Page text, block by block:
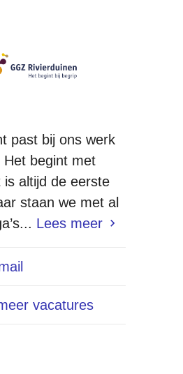
past bij ons werk
Het begint met
is altijd de eerste
staan we met al
Lees meer
vacatures